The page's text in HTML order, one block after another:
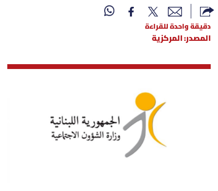
الغلاف
نداء اليوم
محليات
دقيقة واحدة للقراءة
المصدر: المركزية